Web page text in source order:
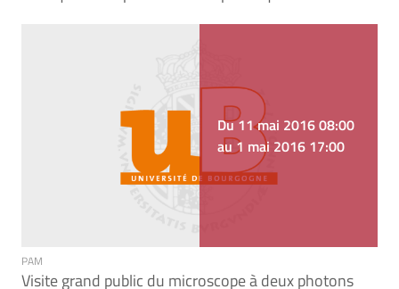
Du 11 mai 2016 08:00
au 1 mai 2016 17:00
PAM
Visite grand public du microscope à deux photons